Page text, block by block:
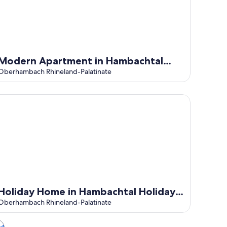
Apartment in Hambachtal
Park
Rhineland-Palatinate
Home in Hambachtal Holiday
Rhineland-Palatinate
Home in Hambachtal Holiday Park